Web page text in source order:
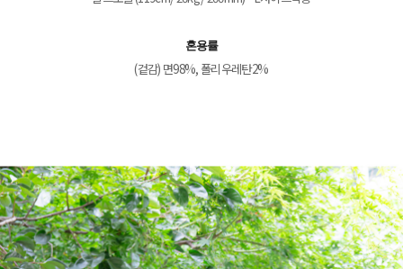
혼용률
(겉감) 면98%, 폴리우레탄2%